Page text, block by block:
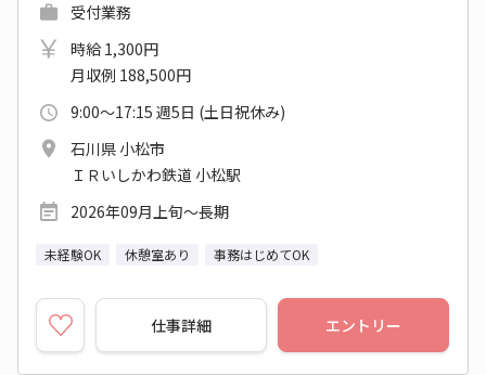
受付業務
時給 1,300円
月収例 188,500円
9:00～17:15 週5日 (土日祝休み)
石川県 小松市
ＩＲいしかわ鉄道 小松駅
2026年09月上旬～長期
未経験OK 休憩室あり 事務はじめてOK
仕事詳細 エントリー